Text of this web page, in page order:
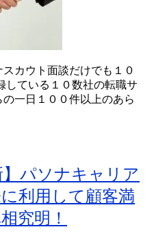
カウト面談だけでも１０
している１０数社の転職サ
一日１００件以上のあら
】パソナキャリア
利用して顧客満
究明！